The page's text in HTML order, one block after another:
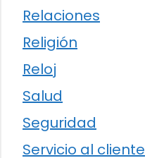
Relaciones
Religión
Reloj
Salud
Seguridad
Servicio al cliente